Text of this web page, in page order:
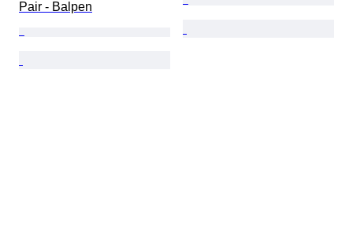
Pair - Balpen